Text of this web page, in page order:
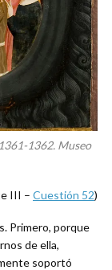
1362. Museo
III – Cuestión 52)
Primero, porque
de ella,
soportó